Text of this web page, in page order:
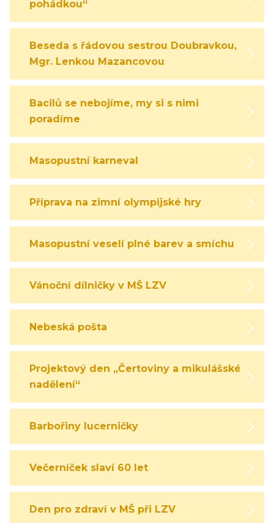
pohádkou“
Beseda s řádovou sestrou Doubravkou,
Mgr. Lenkou Mazancovou
Bacilů se nebojíme, my si s nimi
poradíme
Masopustní karneval
Příprava na zimní olympijské hry
Masopustní veselí plné barev a smíchu
Vánoční dílničky v MŠ LZV
Nebeská pošta
Projektový den „Čertoviny a mikulášské
nadělení“
Barbořiny lucerničky
Večerníček slaví 60 let
Den pro zdraví v MŠ při LZV